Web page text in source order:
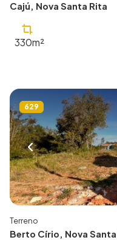
Cajú, Nova Santa Rita
330m²
629
Terreno
Berto Círio, Nova